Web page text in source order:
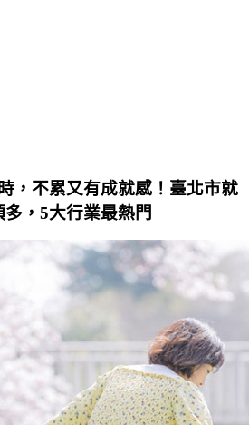
，不累又有成就感！臺北市就
，5大行業最熱門